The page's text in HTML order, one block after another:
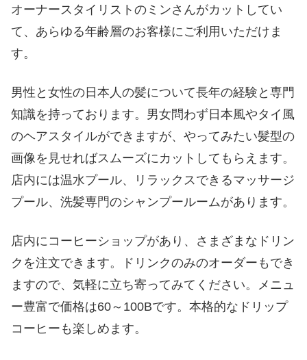
オーナースタイリストのミンさんがカットしてい
て、あらゆる年齢層のお客様にご利用いただけま
す。
男性と女性の日本人の髪について長年の経験と専門
知識を持っております。男女問わず日本風やタイ風
のヘアスタイルができますが、やってみたい髪型の
画像を見せればスムーズにカットしてもらえます。
店内には温水プール、リラックスできるマッサージ
プール、洗髪専門のシャンプールームがあります。
店内にコーヒーショップがあり、さまざまなドリン
クを注文できます。ドリンクのみのオーダーもでき
ますので、気軽に立ち寄ってみてください。メニュ
ー豊富で価格は60～100Bです。本格的なドリップ
コーヒーも楽しめます。